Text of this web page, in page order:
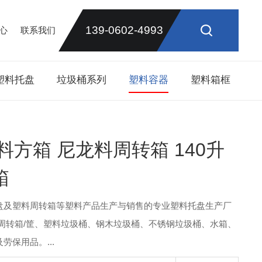
139-0602-4993
联系我们
料托盘 垃圾桶系列 塑料容器 塑料箱框
方箱 尼龙料周转箱 140升
塑料周转箱等塑料产品生产与销售的专业塑料托盘生产厂
箱/筐、塑料垃圾桶、钢木垃圾桶、不锈钢垃圾桶、水箱、
劳保用品。...